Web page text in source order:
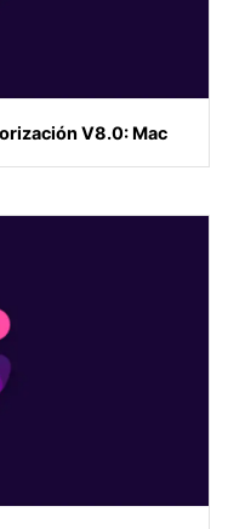
V8.0: Mac